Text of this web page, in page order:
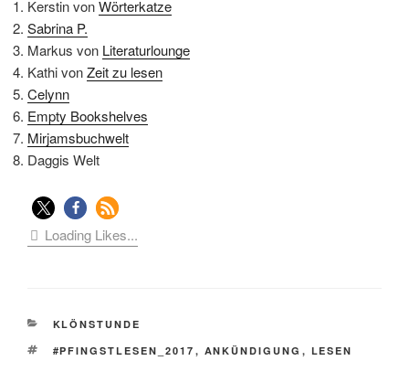
Kerstin vonWörterkatze
Sabrina P.
Markus von Literaturlounge
Kathi vonZeit zu lesen
Celynn
Empty Bookshelves
Mirjamsbuchwelt
Daggis Welt
Loading Likes...
KATEGORIEN
KLÖNSTUNDE
SCHLAGWÖRTER
#PFINGSTLESEN_2017 , ANKÜNDIGUNG , LESEN